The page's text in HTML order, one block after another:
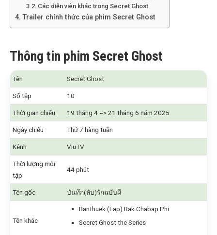
Các diễn viên khác trong Secret Ghost
Trailer chính thức của phim Secret Ghost
Thông tin phim Secret Ghost
Tên Secret Ghost
Số tập 10
Thời gian chiếu 19 tháng 4 => 21 tháng 6 năm 2025
Ngày chiếu Thứ 7 hàng tuần
Kênh ViuTV
Thời lượng mỗi
tập
44 phút
Tên gốc บันทึก(ลับ)รักฉบับผี
Tên khác
Banthuek (Lap) Rak Chabap Phi
Secret Ghost the Series